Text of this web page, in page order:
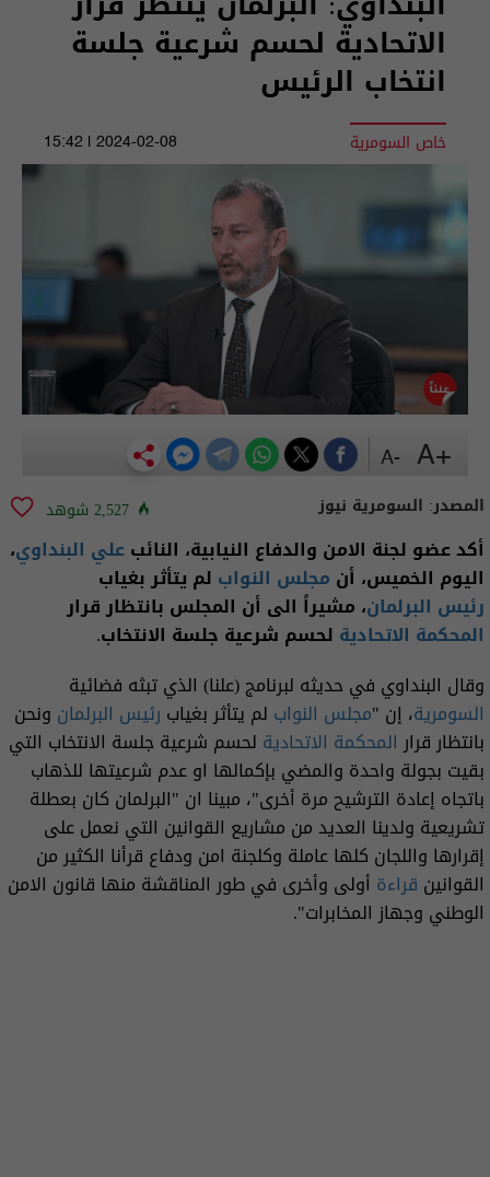
الاتحادية لحسم شرعية جلسة
انتخاب الرئيس
خاص السومرية 2024-02-08 | 15:42
المصدر: السومرية نيوز 2,527 شوهد
أكد عضو لجنة الامن والدفاع النيابية، النائبعلي البنداوي،
اليوم الخميس، أن مجلس النواب لم يتأثر بغياب
رئيس البرلمان، مشيراً الى أن المجلس بانتظار قرار
المحكمة الاتحادية لحسم شرعية جلسة الانتخاب.
وقال البنداوي في حديثه لبرنامج (علنا) الذي تبثه فضائية
السومرية، إن "مجلس النواب لم يتأثر بغياب رئيس البرلمان ونحن
بانتظار قرارالمحكمة الاتحادية لحسم شرعية جلسة الانتخاب التي
بقيت بجولة واحدة والمضي بإكمالها او عدم شرعيتها للذهاب
باتجاه إعادة الترشيح مرة أخرى"، مبينا ان "البرلمان كان بعطلة
تشريعية ولدينا العديد من مشاريع القوانين التي نعمل على
إقرارها واللجان كلها عاملة وكلجنة امن ودفاع قرأنا الكثير من
القوانين قراءة أولى وأخرى في طور المناقشة منها قانون الامن
الوطني وجهاز المخابرات".
+A
-A